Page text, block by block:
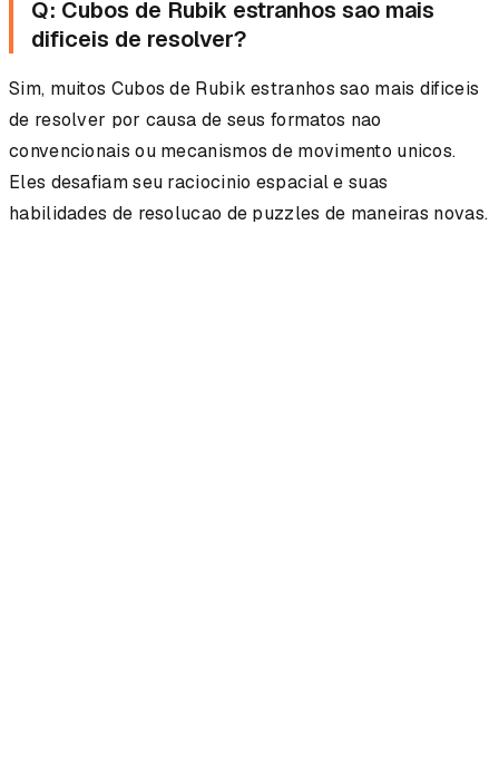
Q: Cubos de Rubik estranhos sao mais
dificeis de resolver?
Sim, muitos Cubos de Rubik estranhos sao mais dificeis
de resolver por causa de seus formatos nao
convencionais ou mecanismos de movimento unicos.
Eles desafiam seu raciocinio espacial e suas
habilidades de resolucao de puzzles de maneiras novas.